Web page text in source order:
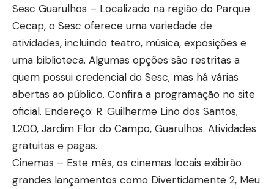
Sesc Guarulhos – Localizado na região do Parque
Cecap, o Sesc oferece uma variedade de
atividades, incluindo teatro, música, exposições e
uma biblioteca. Algumas opções são restritas a
quem possui credencial do Sesc, mas há várias
abertas ao público. Confira a programação no site
oficial. Endereço: R. Guilherme Lino dos Santos,
1.200, Jardim Flor do Campo, Guarulhos. Atividades
gratuitas e pagas.
Cinemas – Este mês, os cinemas locais exibirão
grandes lançamentos como Divertidamente 2, Meu